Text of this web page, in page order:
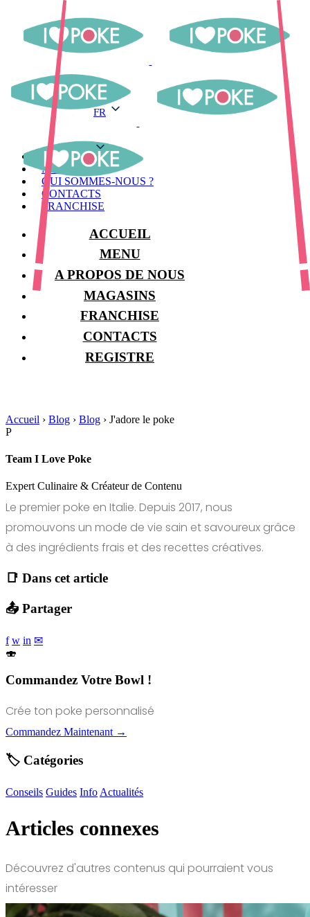
FR
MENU
MAGASINS
QUI SOMMES-NOUS ?
CONTACTS
FRANCHISE
ACCUEIL
MENU
A PROPOS DE NOUS
MAGASINS
FRANCHISE
CONTACTS
REGISTRE
Accueil › Blog › Blog › J'adore le poke
P
Team I Love Poke
Expert Culinaire & Créateur de Contenu
Le premier poke en Italie. Depuis 2017, nous
promouvons un mode de vie sain et savoureux grâce
à des ingrédients frais et des recettes créatives.
📑 Dans cet article
📤 Partager
f w in ✉
🍣
Commandez Votre Bowl !
Crée ton poke personnalisé
Commandez Maintenant →
🏷️ Catégories
Conseils Guides Info Actualités
Articles connexes
Découvrez d'autres contenus qui pourraient vous
intéresser